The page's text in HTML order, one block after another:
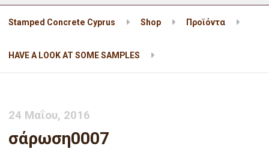
Stamped Concrete Cyprus Shop Προϊόντα
HAVE A LOOK AT SOME SAMPLES
24 Μαΐου, 2016
σάρωση0007